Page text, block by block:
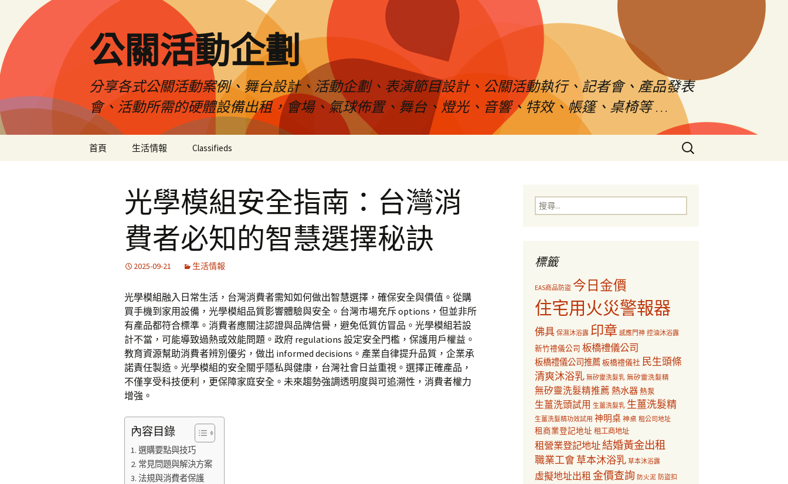
公關活動企劃
分享各式公關活動案例、舞台設計、活動企劃、表演節目設計、公關活動執行、記者會、產品發表
會、活動所需的硬體設備出租，會場、氣球佈置、舞台、燈光、音響、特效、帳篷、桌椅等 …
首頁 生活情報 Classifieds
搜
尋
字:
光學模組安全指南：台灣消
費者必知的智慧選擇秘訣
2025-09-21 生活情報
光學模組融入日常生活，台灣消費者需知如何做出智慧選擇，確保安全與價值。從購
買手機到家用設備，光學模組品質影響體驗與安全。台灣市場充斥 options，但並非所
有產品都符合標準。消費者應關注認證與品牌信譽，避免低質仿冒品。光學模組若設
計不當，可能導致過熱或效能問題。政府 regulations 設定安全門檻，保護用戶權益。
教育資源幫助消費者辨別優劣，做出 informed decisions。產業自律提升品質，企業承
諾責任製造。光學模組的安全關乎隱私與健康，台灣社會日益重視。選擇正確產品，
不僅享受科技便利，更保障家庭安全。未來趨勢強調透明度與可追溯性，消費者權力
增強。
內容目錄
選購要點與技巧
常見問題與解決方案
法規與消費者保護
搜
尋
標籤
EAS商品防盜 今日金價
住宅用火災警報器
佛具 保濕沐浴露 印章 感應門神 控油沐浴露
新竹禮儀公司 板橋禮儀公司
板橋禮儀公司推薦板橋禮儀社 民生頭條
清爽沐浴乳 無矽靈洗髮乳 無矽靈洗髮精
無矽靈洗髮精推薦 熱水器 熱泵
生薑洗頭試用 生薑洗髮乳 生薑洗髮精
生薑洗髮精功效試用 神明桌 神桌 租公司地址
租商業登記地址 租工商地址
租營業登記地址結婚黃金出租
職業工會草本沐浴乳 草本沐浴露
虛擬地址出租 金價查詢 防火泥 防盜扣